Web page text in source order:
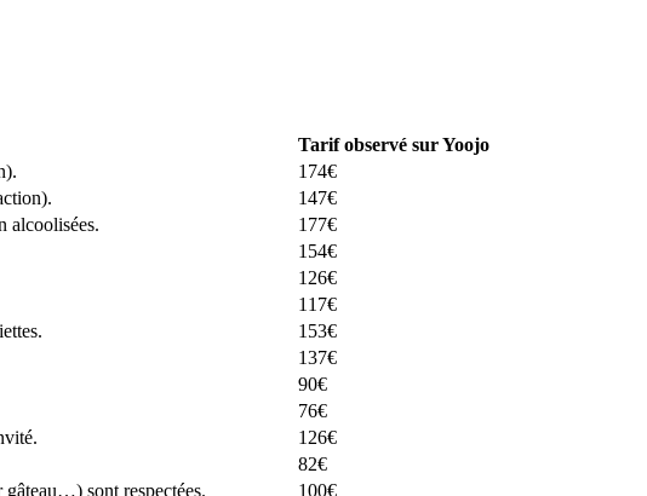
Tarif observé sur Yoojo
174€
147€
alcoolisées.
177€
154€
126€
117€
153€
137€
90€
76€
126€
82€
gâteau…) sont respectées.
100€